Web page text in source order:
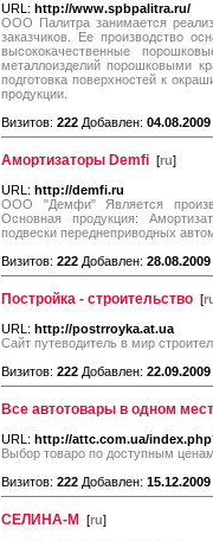
URL: http://www.spbpalitra.ru/
ООО Палитра занимается
заказчиков. Ее производство
высококачественные
металлоизделий порошковыми
подготовка поверхностей к
продукции.
Визитов: 222 Добавлен: 04.08.2009
Амортизаторы Demfi [ru]
URL: http://demfi.ru
ООО "Демфи" Является
Основная продукция:
подвески переднеприводных
Визитов: 222 Добавлен: 28.08.2009
Постройка - строительство [
URL: http://postrroyka.at.ua
Сайт путеводитель в мир
Визитов: 222 Добавлен: 22.09.2009
Все автотовары в одном
URL: http://attc.com.ua/
Выбор товаро по доступным ценам
Визитов: 222 Добавлен: 15.12.2009
СЕЛИНА-М [ru]